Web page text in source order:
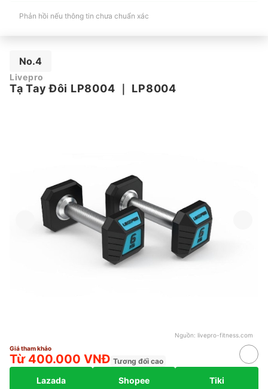
Phản hồi nếu thông tin chưa chuẩn xác
No.4
Livepro
Tạ Tay Đôi LP8004 LP8004
Nguồn: livepro-fitness.com
Giá tham khảo
Từ 400.000 VNĐ Tương đối cao
Lazada Shopee Tiki